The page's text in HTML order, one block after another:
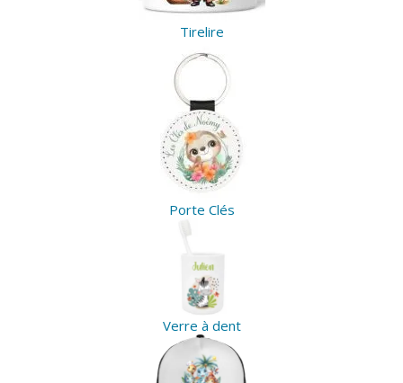
Tirelire
Porte Clés
Verre à dent